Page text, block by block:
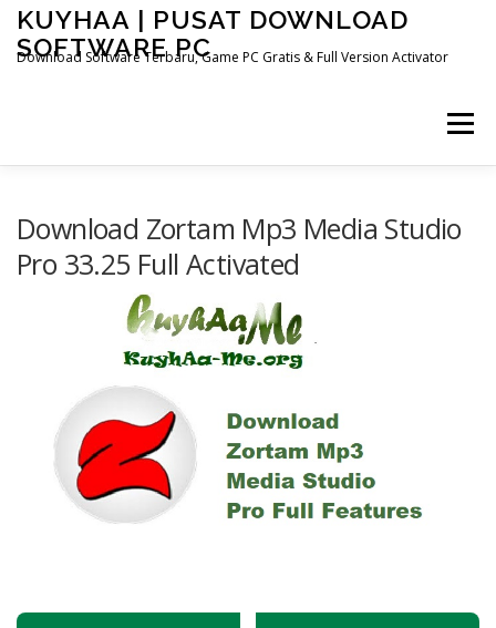
Skip
content
KUYHAA | PUSAT DOWNLOAD
SOFTWARE PC
Download Software Terbaru, Game PC Gratis & Full Version Activator
Menu
OTHER PAGES
Download Zortam Mp3 Media Studio
Pro 33.25 Full Activated